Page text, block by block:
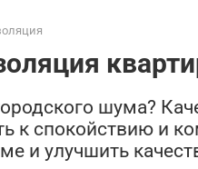
шума?
к спокойствию и
и улучшить